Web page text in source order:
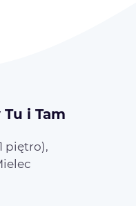
i Tam
piętro),